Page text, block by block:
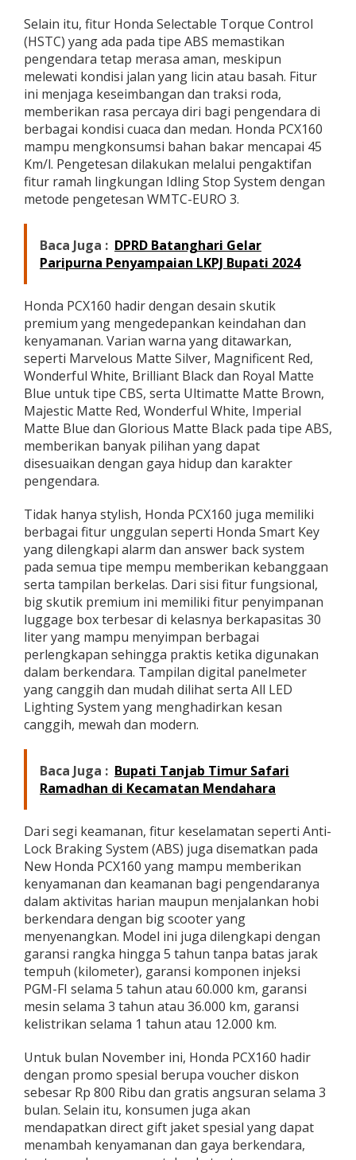
Selain itu, fitur Honda Selectable Torque Control
(HSTC) yang ada pada tipe ABS memastikan
pengendara tetap merasa aman, meskipun
melewati kondisi jalan yang licin atau basah. Fitur
ini menjaga keseimbangan dan traksi roda,
memberikan rasa percaya diri bagi pengendara di
berbagai kondisi cuaca dan medan. Honda PCX160
mampu mengkonsumsi bahan bakar mencapai 45
Km/l. Pengetesan dilakukan melalui pengaktifan
fitur ramah lingkungan Idling Stop System dengan
metode pengetesan WMTC-EURO 3.
Baca Juga : DPRD Batanghari Gelar
Paripurna Penyampaian LKPJ Bupati 2024
Honda PCX160 hadir dengan desain skutik
premium yang mengedepankan keindahan dan
kenyamanan. Varian warna yang ditawarkan,
seperti Marvelous Matte Silver, Magnificent Red,
Wonderful White, Brilliant Black dan Royal Matte
Blue untuk tipe CBS, serta Ultimatte Matte Brown,
Majestic Matte Red, Wonderful White, Imperial
Matte Blue dan Glorious Matte Black pada tipe ABS,
memberikan banyak pilihan yang dapat
disesuaikan dengan gaya hidup dan karakter
pengendara.
Tidak hanya stylish, Honda PCX160 juga memiliki
berbagai fitur unggulan seperti Honda Smart Key
yang dilengkapi alarm dan answer back system
pada semua tipe mempu memberikan kebanggaan
serta tampilan berkelas. Dari sisi fitur fungsional,
big skutik premium ini memiliki fitur penyimpanan
luggage box terbesar di kelasnya berkapasitas 30
liter yang mampu menyimpan berbagai
perlengkapan sehingga praktis ketika digunakan
dalam berkendara. Tampilan digital panelmeter
yang canggih dan mudah dilihat serta All LED
Lighting System yang menghadirkan kesan
canggih, mewah dan modern.
Baca Juga : Bupati Tanjab Timur Safari
Ramadhan di Kecamatan Mendahara
Dari segi keamanan, fitur keselamatan seperti Anti-
Lock Braking System (ABS) juga disematkan pada
New Honda PCX160 yang mampu memberikan
kenyamanan dan keamanan bagi pengendaranya
dalam aktivitas harian maupun menjalankan hobi
berkendara dengan big scooter yang
menyenangkan. Model ini juga dilengkapi dengan
garansi rangka hingga 5 tahun tanpa batas jarak
tempuh (kilometer), garansi komponen injeksi
PGM-FI selama 5 tahun atau 60.000 km, garansi
mesin selama 3 tahun atau 36.000 km, garansi
kelistrikan selama 1 tahun atau 12.000 km.
Untuk bulan November ini, Honda PCX160 hadir
dengan promo spesial berupa voucher diskon
sebesar Rp 800 Ribu dan gratis angsuran selama 3
bulan. Selain itu, konsumen juga akan
mendapatkan direct gift jaket spesial yang dapat
menambah kenyamanan dan gaya berkendara,